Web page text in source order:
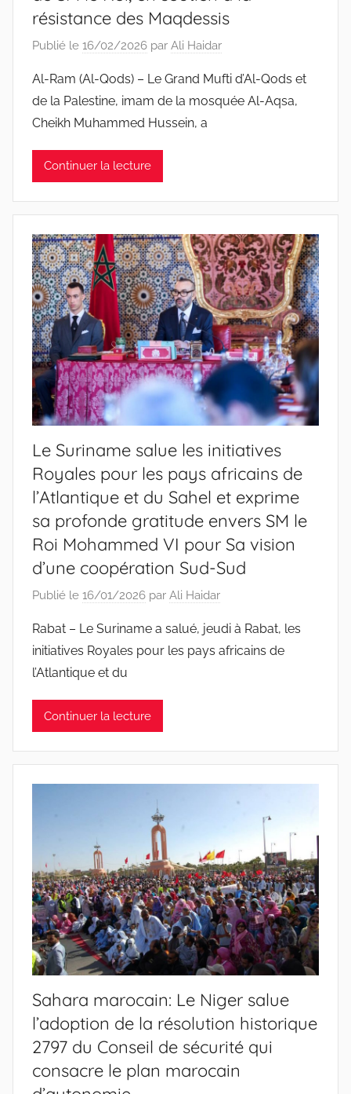
résistance des Maqdessis
Publié le 16/02/2026 par Ali Haidar
Al-Ram (Al-Qods) – Le Grand Mufti d’Al-Qods et
de la Palestine, imam de la mosquée Al-Aqsa,
Cheikh Muhammed Hussein, a
Continuer la lecture
Le Suriname salue les initiatives
Royales pour les pays africains de
l’Atlantique et du Sahel et exprime
sa profonde gratitude envers SM le
Roi Mohammed VI pour Sa vision
d’une coopération Sud-Sud
Publié le 16/01/2026 par Ali Haidar
Rabat – Le Suriname a salué, jeudi à Rabat, les
initiatives Royales pour les pays africains de
l’Atlantique et du
Continuer la lecture
Sahara marocain: Le Niger salue
l’adoption de la résolution historique
2797 du Conseil de sécurité qui
consacre le plan marocain